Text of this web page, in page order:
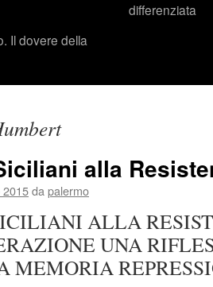
differenziata
Il dovere della
alla
2015da palermo
ALLA
UNA
MEMORIA